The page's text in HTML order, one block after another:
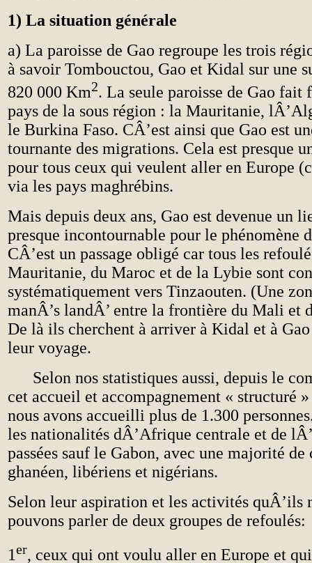
1) La situation générale
a) La paroisse de Gao regroupe les trois
à savoir Tombouctou, Gao et Kidal sur une
820 000 Km2. La seule paroisse de Gao fait
pays de la sous région : la Mauritanie,
le Burkina Faso. CÂ’est ainsi que Gao est
tournante des migrations. Cela est presque
pour tous ceux qui veulent aller en Europe
via les pays maghrébins.
Mais depuis deux ans, Gao est devenue un
presque incontournable pour le phénomène
CÂ’est un passage obligé car tous les
Mauritanie, du Maroc et de la Lybie sont
systématiquement vers Tinzaouten. (Une
manÂ’s landÂ’ entre la frontière du Mali et
De là ils cherchent à arriver à Kidal et à
leur voyage.
Selon nos statistiques aussi, depuis le
cet accueil et accompagnement « structuré
nous avons accueilli plus de 1.300
les nationalités dÂ’Afrique centrale et de
passées sauf le Gabon, avec une majorité de
ghanéen, libériens et nigérians.
Selon leur aspiration et les activités quÂ’ils
pouvons parler de deux groupes de refoulés:
1er, ceux qui ont voulu aller en Europe et